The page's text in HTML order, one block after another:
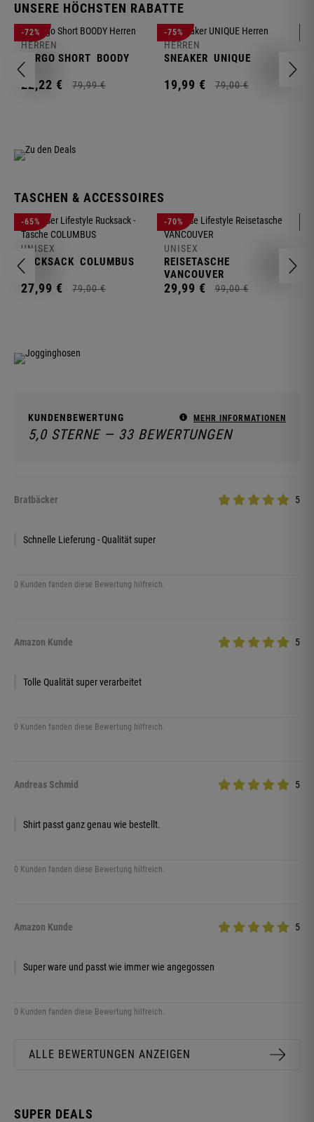
UNSERE HÖCHSTEN RABATTE
-72%
HERREN
CARGO SHORT BOODY
22,22 € 79,99 €
-75%
HERREN
SNEAKER UNIQUE
19,99 € 79,00 €
TASCHEN & ACCESSOIRES
-65%
UNISEX
RUCKSACK COLUMBUS
27,99 € 79,00 €
-70%
UNISEX
REISETASCHE
VANCOUVER
29,99 € 99,00 €
KUNDENBEWERTUNG MEHR INFORMATIONEN
5,0 STERNE — 33 BEWERTUNGEN
Bratbäcker 5
Schnelle Lieferung - Qualität super
0 Kunden fanden diese Bewertung hilfreich.
Amazon Kunde 5
Tolle Qualität super verarbeitet
0 Kunden fanden diese Bewertung hilfreich.
Andreas Schmid 5
Shirt passt ganz genau wie bestellt.
0 Kunden fanden diese Bewertung hilfreich.
Amazon Kunde 5
Super ware und passt wie immer wie angegossen
0 Kunden fanden diese Bewertung hilfreich.
ALLE BEWERTUNGEN ANZEIGEN
SUPER DEALS